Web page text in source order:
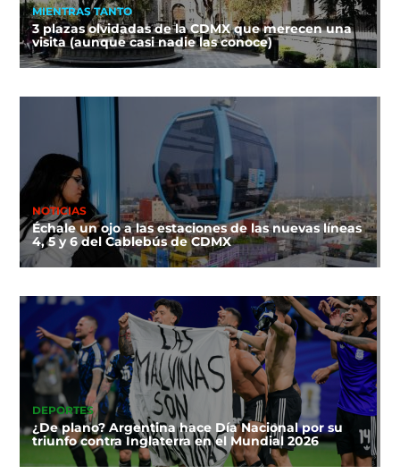
MIENTRAS TANTO
3 plazas olvidadas de la CDMX que merecen una
visita (aunque casi nadie las conoce)
NOTICIAS
Échale un ojo a las estaciones de las nuevas líneas
4, 5 y 6 del Cablebús de CDMX
DEPORTES
¿De plano? Argentina hace Día Nacional por su
triunfo contra Inglaterra en el Mundial 2026